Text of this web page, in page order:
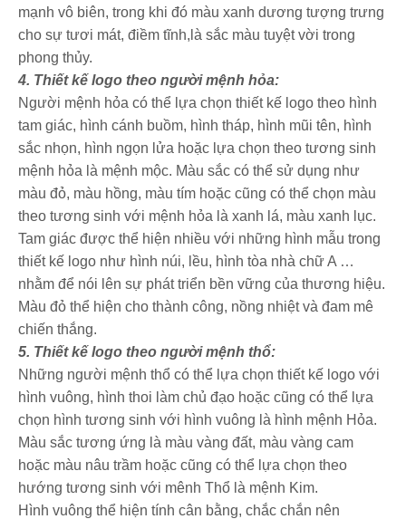
mạnh vô biên, trong khi đó màu xanh dương tượng trưng
cho sự tươi mát, điềm tĩnh,là sắc màu tuyệt vời trong
phong thủy.
4. Thiết kế logo theo người mệnh hỏa:
Người mệnh hỏa có thể lựa chọn thiết kế logo theo hình
tam giác, hình cánh buồm, hình tháp, hình mũi tên, hình
sắc nhọn, hình ngọn lửa hoặc lựa chọn theo tương sinh
mệnh hỏa là mệnh mộc. Màu sắc có thể sử dụng như
màu đỏ, màu hồng, màu tím hoặc cũng có thể chọn màu
theo tương sinh với mệnh hỏa là xanh lá, màu xanh lục.
Tam giác được thể hiện nhiều với những hình mẫu trong
thiết kế logo như hình núi, lều, hình tòa nhà chữ A …
nhằm để nói lên sự phát triển bền vững của thương hiệu.
Màu đỏ thể hiện cho thành công, nồng nhiệt và đam mê
chiến thắng.
5. Thiết kế logo theo người mệnh thổ:
Những người mệnh thổ có thể lựa chọn thiết kế logo với
hình vuông, hình thoi làm chủ đạo hoặc cũng có thể lựa
chọn hình tương sinh với hình vuông là hình mệnh Hỏa.
Màu sắc tương ứng là màu vàng đất, màu vàng cam
hoặc màu nâu trầm hoặc cũng có thể lựa chọn theo
hướng tương sinh với mênh Thổ là mệnh Kim.
Hình vuông thể hiện tính cân bằng, chắc chắn nên